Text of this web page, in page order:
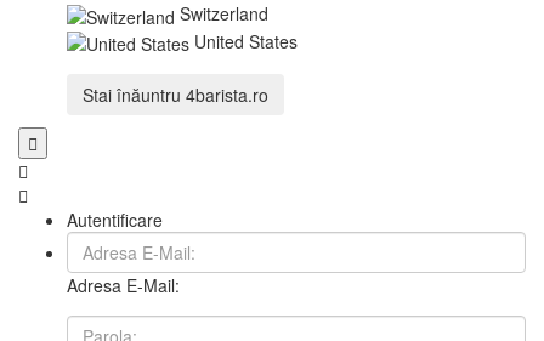
Switzerland
United States
Stai înăuntru 4barista.ro
Autentificare
Adresa E-Mail: